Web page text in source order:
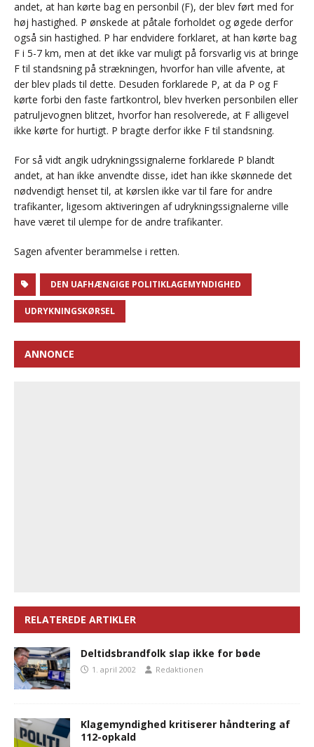
andet, at han kørte bag en personbil (F), der blev ført med for
høj hastighed. P ønskede at påtale forholdet og øgede derfor
også sin hastighed. P har endvidere forklaret, at han kørte bag
F i 5-7 km, men at det ikke var muligt på forsvarlig vis at bringe
F til standsning på strækningen, hvorfor han ville afvente, at
der blev plads til dette. Desuden forklarede P, at da P og F
kørte forbi den faste fartkontrol, blev hverken personbilen eller
patruljevognen blitzet, hvorfor han resolverede, at F alligevel
ikke kørte for hurtigt. P bragte derfor ikke F til standsning.
For så vidt angik udrykningssignalerne forklarede P blandt
andet, at han ikke anvendte disse, idet han ikke skønnede det
nødvendigt henset til, at kørslen ikke var til fare for andre
trafikanter, ligesom aktiveringen af udrykningssignalerne ville
have været til ulempe for de andre trafikanter.
Sagen afventer berammelse i retten.
DEN UAFHÆNGIGE POLITIKLAGEMYNDIGHED
UDRYKNINGSKØRSEL
ANNONCE
RELATEREDE ARTIKLER
Deltidsbrandfolk slap ikke for bøde
1. april 2002 Redaktionen
Klagemyndighed kritiserer håndtering af
112-opkald